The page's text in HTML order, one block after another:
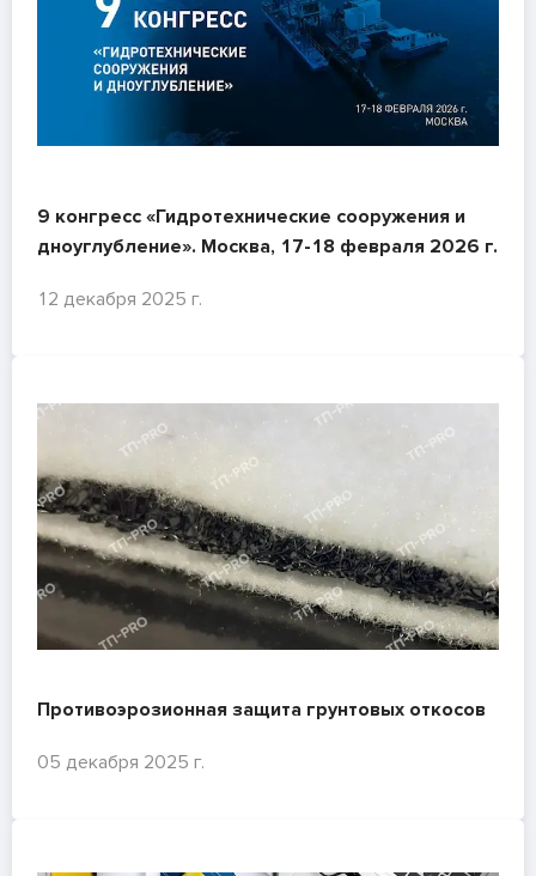
9 конгресс «Гидротехнические сооружения и
дноуглубление». Москва, 17-18 февраля 2026 г.
12 декабря 2025 г.
Противоэрозионная защита грунтовых откосов
05 декабря 2025 г.